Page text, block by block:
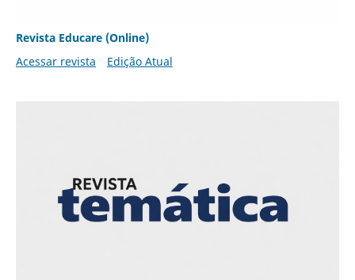
Revista Educare (Online)
Acessar revista
Edição Atual